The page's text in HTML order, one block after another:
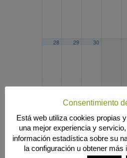
28 29 30
Búsqueda
MENÚ PRINCIPAL
Consentimiento
Está web utiliza cookies propias
una mejor experiencia y
información estadística sobre su
la configuración u obtener más